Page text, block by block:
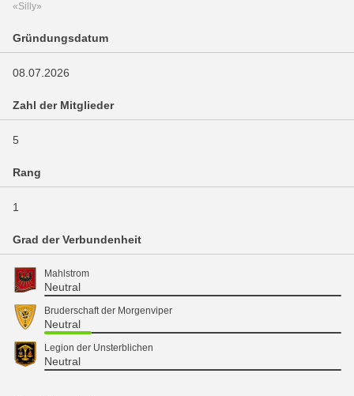
«Silly»
Gründungsdatum
08.07.2026
Zahl der Mitglieder
5
Rang
1
Grad der Verbundenheit
Mahlstrom
Neutral
Bruderschaft der Morgenviper
Neutral
Legion der Unsterblichen
Neutral